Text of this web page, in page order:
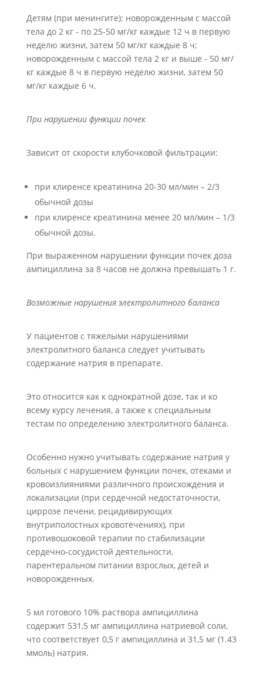
Детям (при менингите): новорожденным с массой
тела до 2 кг - по 25-50 мг/кг каждые 12 ч в первую
неделю жизни, затем 50 мг/кг каждые 8 ч;
новорожденным с массой тела 2 кг и выше - 50 мг/
кг каждые 8 ч в первую неделю жизни, затем 50
мг/кг каждые 6 ч.
При нарушении функции почек
Зависит от скорости клубочковой фильтрации:
при клиренсе креатинина 20-30 мл/мин – 2/3
обычной дозы
при клиренсе креатинина менее 20 мл/мин – 1/3
обычной дозы.
При выраженном нарушении функции почек доза
ампициллина за 8 часов не должна превышать 1 г.
Возможные нарушения электролитного баланса
У пациентов с тяжелыми нарушениями
электролитного баланса следует учитывать
содержание натрия в препарате.
Это относится как к однократной дозе, так и ко
всему курсу лечения, а также к специальным
тестам по определению электролитного баланса.
Особенно нужно учитывать содержание натрия у
больных с нарушением функции почек, отеками и
кровоизлияниями различного происхождения и
локализации (при сердечной недостаточности,
циррозе печени, рецидивирующих
внутриполостных кровотечениях), при
противошоковой терапии по стабилизации
сердечно-сосудистой деятельности,
парентеральном питании взрослых, детей и
новорожденных.
5 мл готового 10% раствора ампициллина
содержит 531,5 мг ампициллина натриевой соли,
что соответствует 0,5 г ампициллина и 31,5 мг (1.43
ммоль) натрия.